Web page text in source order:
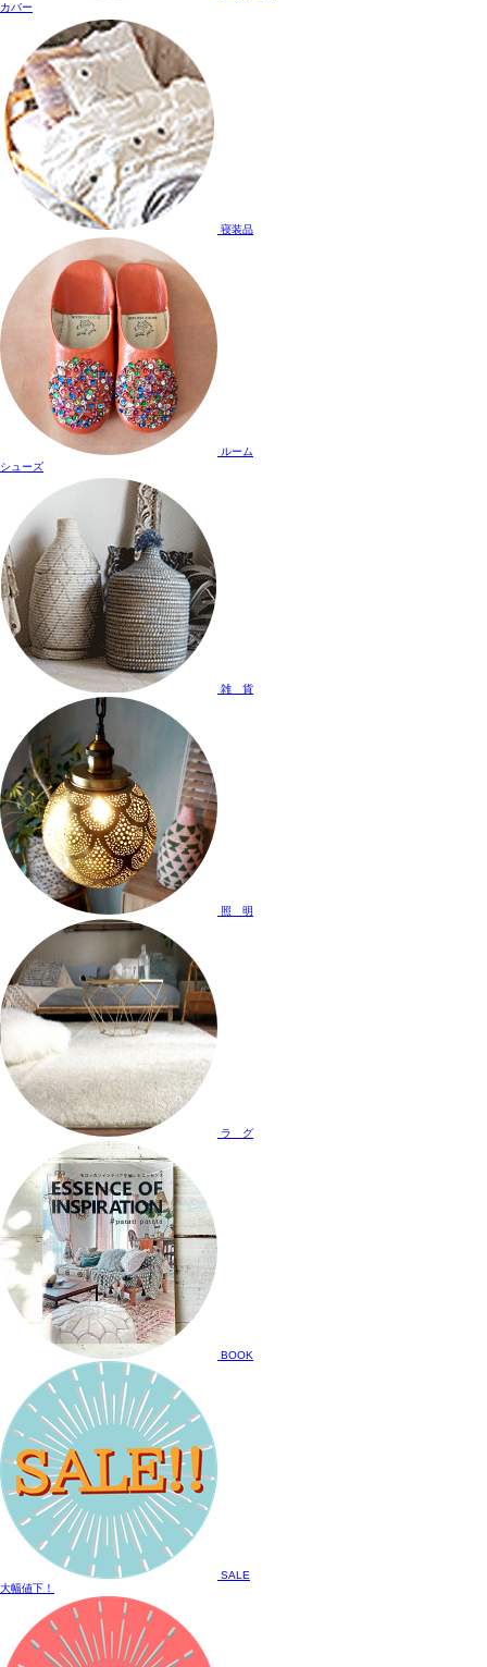
カバー
寝装品
ルーム
シューズ
雑 貨
照 明
ラ グ
BOOK
SALE
大幅値下！